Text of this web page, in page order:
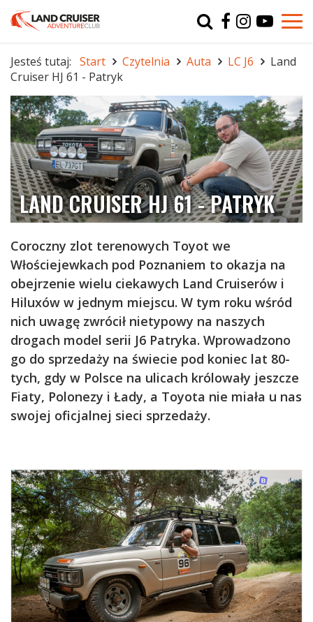
Jesteś tutaj: Start Czytelnia Auta LC J6
Land
Cruiser HJ 61 - Patryk
LAND CRUISER HJ 61 - PATRYK
Coroczny zlot terenowych Toyot we
Włościejewkach pod Poznaniem to okazja na
obejrzenie wielu ciekawych Land Cruiserów i
Hiluxów w jednym miejscu. W tym roku wśród
nich uwagę zwrócił nietypowy na naszych
drogach model serii J6 Patryka. Wprowadzono
go do sprzedaży na świecie pod koniec lat 80-
tych, gdy w Polsce na ulicach królowały jeszcze
Fiaty, Polonezy i Łady, a Toyota nie miała u nas
swojej oficjalnej sieci sprzedaży.